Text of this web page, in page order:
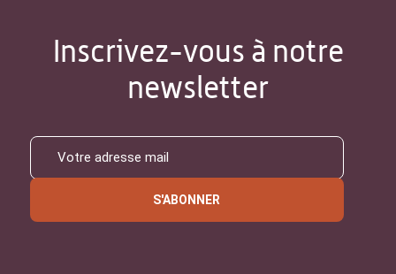
Inscrivez-vous à notre
newsletter
S'ABONNER